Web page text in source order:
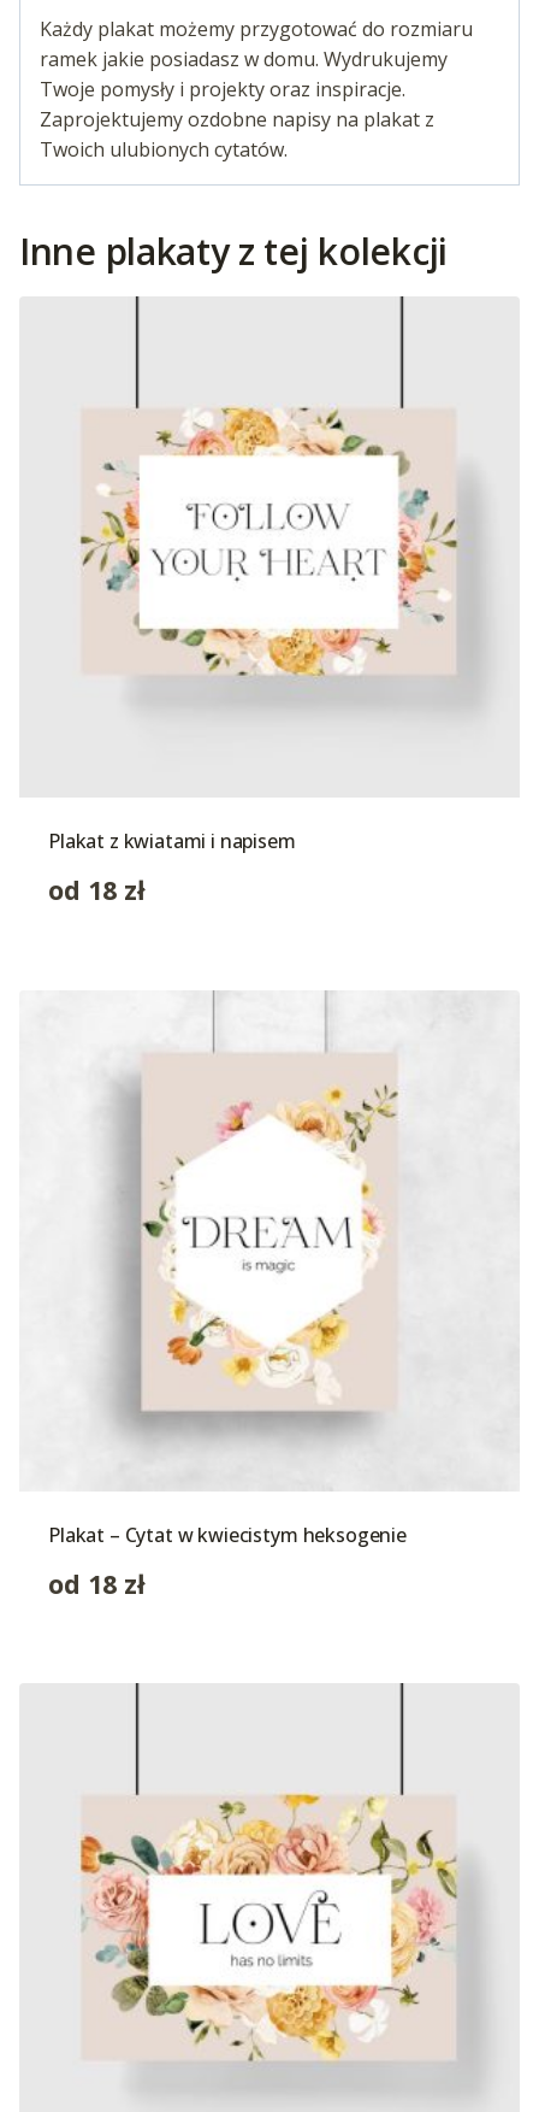
Każdy plakat możemy przygotować do rozmiaru
ramek jakie posiadasz w domu. Wydrukujemy
Twoje pomysły i projekty oraz inspiracje.
Zaprojektujemy ozdobne napisy na plakat z
Twoich ulubionych cytatów.
Inne plakaty z tej kolekcji
Plakat z kwiatami i napisem
od 18 zł
Plakat – Cytat w kwiecistym heksogenie
od 18 zł